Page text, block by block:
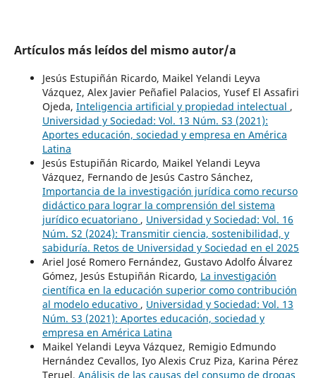
Artículos más leídos del mismo autor/a
Jesús Estupiñán Ricardo, Maikel Yelandi Leyva
Vázquez, Alex Javier Peñafiel Palacios, Yusef El Assafiri
Ojeda, Inteligencia artificial y propiedad intelectual ,
Universidad y Sociedad: Vol. 13 Núm. S3 (2021):
Aportes educación, sociedad y empresa en América
Latina
Jesús Estupiñán Ricardo, Maikel Yelandi Leyva
Vázquez, Fernando de Jesús Castro Sánchez,
Importancia de la investigación jurídica como recurso
didáctico para lograr la comprensión del sistema
jurídico ecuatoriano , Universidad y Sociedad: Vol. 16
Núm. S2 (2024): Transmitir ciencia, sostenibilidad, y
sabiduría. Retos de Universidad y Sociedad en el 2025
Ariel José Romero Fernández, Gustavo Adolfo Álvarez
Gómez, Jesús Estupiñán Ricardo, La investigación
científica en la educación superior como contribución
al modelo educativo , Universidad y Sociedad: Vol. 13
Núm. S3 (2021): Aportes educación, sociedad y
empresa en América Latina
Maikel Yelandi Leyva Vázquez, Remigio Edmundo
Hernández Cevallos, Iyo Alexis Cruz Piza, Karina Pérez
Teruel, Análisis de las causas del consumo de drogas